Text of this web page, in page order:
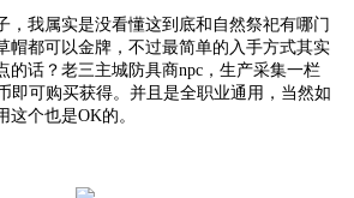
，我属实是没看懂这到底和自然祭祀有哪门
帽都可以金牌，不过最简单的入手方式其实
的话？老三主城防具商npc，生产采集一栏
即可购买获得。并且是全职业通用，当然如
个也是OK的。